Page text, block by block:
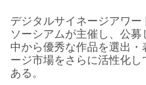
デジタルサイネージアワ
ソーシアムが主催し、公
中から優秀な作品を選出
ージ市場をさらに活性化
ある。